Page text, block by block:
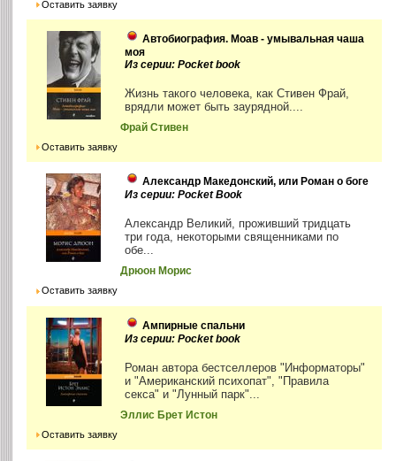
Оставить заявку
Автобиография. Моав - умывальная чаша
моя
Из серии: Pocket book
Жизнь такого человека, как Стивен Фрай,
врядли может быть заурядной....
Фрай Стивен
Оставить заявку
Александр Македонский, или Роман о боге
Из серии: Pocket Book
Александр Великий, проживший тридцать
три года, некоторыми священниками по
обе...
Дрюон Морис
Оставить заявку
Ампирные спальни
Из серии: Pocket book
Роман автора бестселлеров "Информаторы"
и "Американский психопат", "Правила
секса" и "Лунный парк"...
Эллис Брет Истон
Оставить заявку